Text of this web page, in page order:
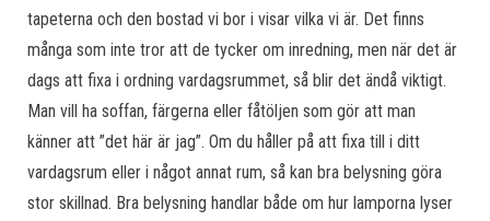
tapeterna och den bostad vi bor i visar vilka vi är. Det finns
många som inte tror att de tycker om inredning, men när det är
dags att fixa i ordning vardagsrummet, så blir det ändå viktigt.
Man vill ha soffan, färgerna eller fåtöljen som gör att man
känner att ”det här är jag”. Om du håller på att fixa till i ditt
vardagsrum eller i något annat rum, så kan bra belysning göra
stor skillnad. Bra belysning handlar både om hur lamporna lyser